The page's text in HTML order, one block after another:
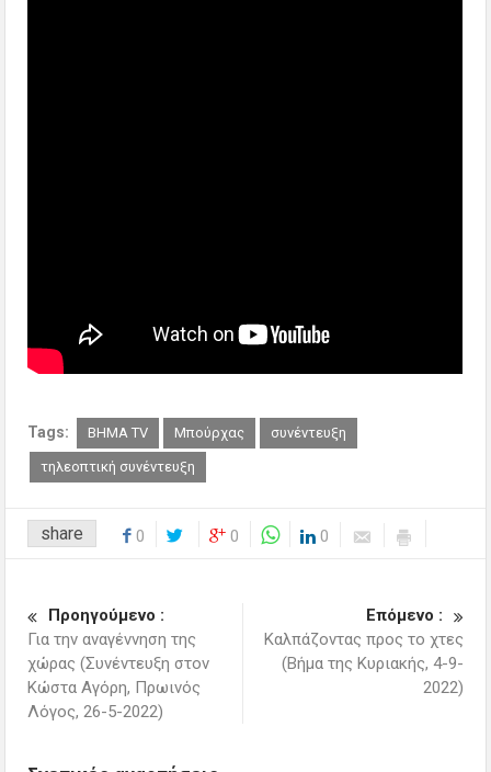
Tags: ΒΗΜΑ TV Μπούρχας συνέντευξη
τηλεοπτική συνέντευξη
share 0 0 0
Προηγούμενο :
Για την αναγέννηση της
χώρας (Συνέντευξη στον
Κώστα Αγόρη, Πρωινός
Λόγος, 26-5-2022)
Επόμενο :
Καλπάζοντας προς το χτες
(Βήμα της Κυριακής, 4-9-
2022)